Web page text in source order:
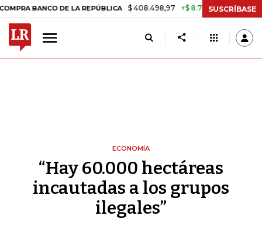
DE LA REPÚBLICA $ 408.498,97 +$ 8.753,81 +2,19% TASA
SUSCRÍBASE
ECONOMÍA
“Hay 60.000 hectáreas
incautadas a los grupos
ilegales”